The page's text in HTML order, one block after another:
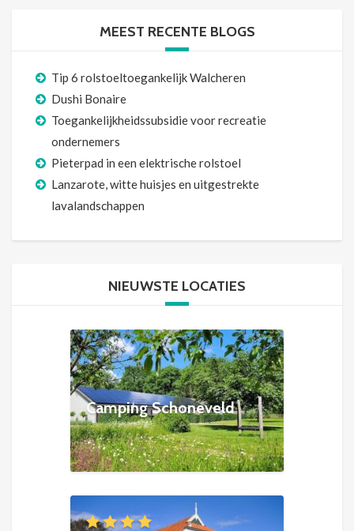
MEEST RECENTE BLOGS
Tip 6 rolstoeltoegankelijk Walcheren
Dushi Bonaire
Toegankelijkheidssubsidie voor recreatie
ondernemers
Pieterpad in een elektrische rolstoel
Lanzarote, witte huisjes en uitgestrekte
lavalandschappen
NIEUWSTE LOCATIES
Camping Schoneveld